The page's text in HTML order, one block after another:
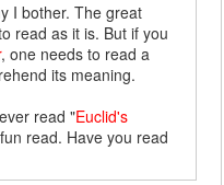
I bother. The great
read as it is. But if you
, one needs to read a
its meaning.
read "Euclid's
read. Have you read